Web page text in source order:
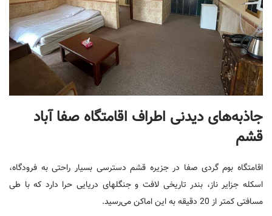
جاذبه‌های دیدنی اطراف اقامتگاه صفا آباد
قشم
اقامتگاه بوم گردی صفا در جزیره قشم دسترسی بسیار راحتی به فرودگاه،
اسکله جزایر ناز، بندر تاریخی لافت و جنگلهای دریایی حرا دارد که با طی
مسافتی کمتر از 20 دقیقه به این اماکن می‌رسید.